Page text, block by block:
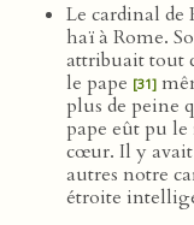
Le cardinal de
haï à Rome.
attribuait tout
le pape [31]
plus de peine
pape eût pu
cœur. Il y
autres notre
étroite